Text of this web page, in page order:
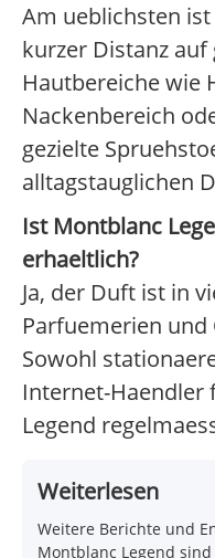
Am ueblichsten
kurzer Distanz
Hautbereiche wie
Nackenbereich
gezielte
alltagstauglichen
Ist Montblanc
erhaeltlich?
Ja, der Duft ist in
Parfuemerien und
Sowohl
Internet-Haendler
Legend
Weiterlesen
Weitere Berichte und
Montblanc Legend